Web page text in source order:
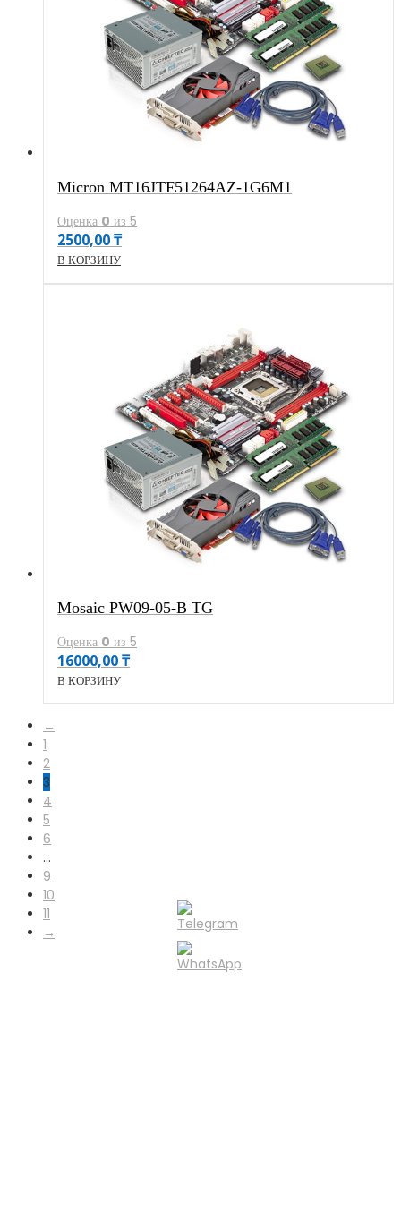
Micron MT16JTF51264AZ-1G6M1
Оценка 0 из 5
2500,00₸
В КОРЗИНУ
Mosaic PW09-05-B TG
Оценка 0 из 5
16000,00₸
В КОРЗИНУ
←
1
2
3
4
5
6
…
9
10
11
→